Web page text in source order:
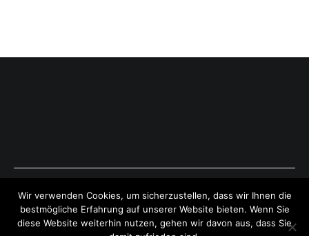
Copyright © 2026ExpressAntworten.com . All rights reserved.
Theme:Cenote by ThemeGrill. Powered byWordPress .
Wir verwenden Cookies, um sicherzustellen, dass wir Ihnen die
bestmögliche Erfahrung auf unserer Website bieten. Wenn Sie
diese Website weiterhin nutzen, gehen wir davon aus, dass Sie